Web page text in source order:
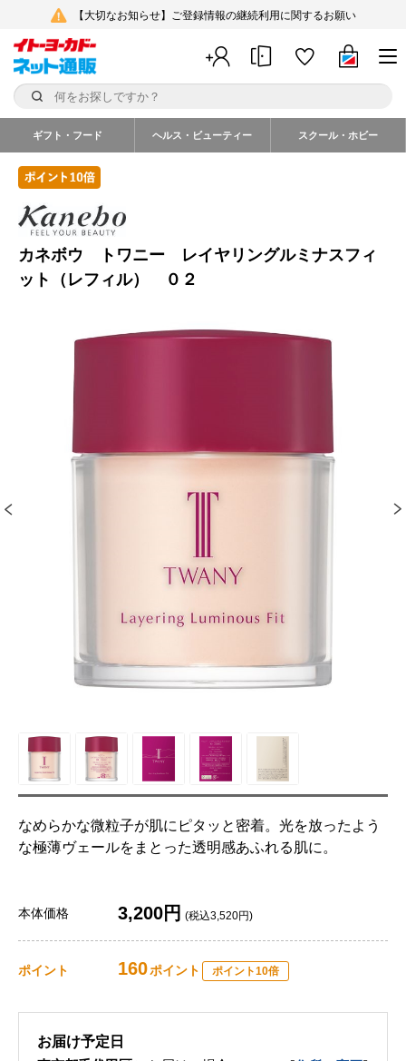
【大切なお知らせ】ご登録情報の継続利用に関するお願い
ギフト・フード ヘルス・ビューティー スクール・ホビー
カネボウ トワニー レイヤリングルミナスフィ
ット（レフィル） ０２
なめらかな微粒子が肌にピタッと密着。光を放ったよう
な極薄ヴェールをまとった透明感あふれる肌に。
本体価格 3,200円 (税込3,520円)
ポイント 160ポイント ポイント10倍
お届け予定日